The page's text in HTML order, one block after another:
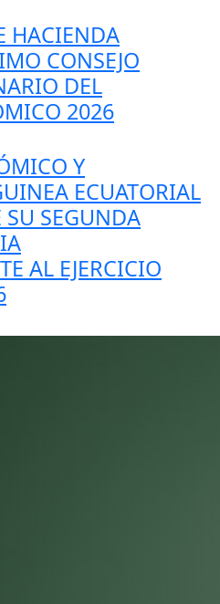
HACIENDA
CONSEJO
DEL
2026
Y
ECUATORIAL
SEGUNDA
AL EJERCICIO